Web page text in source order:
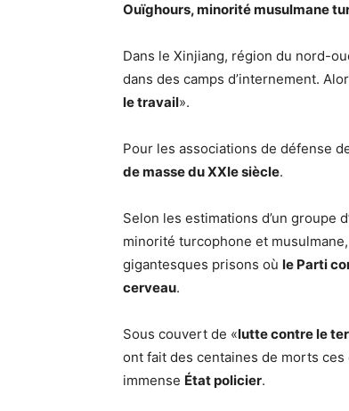
Ouïghours, minorité musulmane
Dans le Xinjiang, région du nord-
dans des camps d’internement.
le travail».
Pour les associations de défense
de masse du XXIe siècle.
Selon les estimations d’un groupe
minorité turcophone et
gigantesques prisons où le Parti
cerveau.
Sous couvert de «lutte contre le
ont fait des centaines de morts
immense État policier.